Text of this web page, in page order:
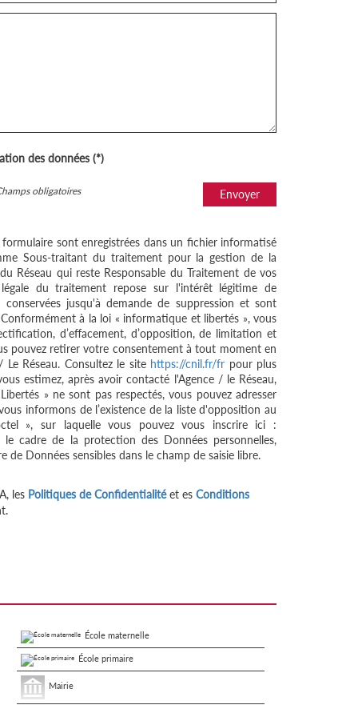
des données (*)
Envoyer
obligatoires
sont enregistrées dans un fichier informatisé
Sous-traitant du traitement pour la gestion de la
Réseau qui reste Responsable du Traitement de vos
légale du traitement repose sur l'intérêt légitime de
jusqu'à demande de suppression et sont
à la loi « informatique et libertés », vous
d’effacement, d’opposition, de limitation et
pouvez retirer votre consentement à tout moment en
Réseau. Consultez le site https://cnil.fr/fr pour plus
estimez, après avoir contacté l'Agence / le Réseau,
» ne sont pas respectés, vous pouvez adresser
informons de l’existence de la liste d'opposition au
», sur laquelle vous pouvez vous inscrire ici :
le cadre de la protection des Données personnelles,
de Données sensibles dans le champ de saisie libre.
les Politiques de Confidentialitéet es Conditions
École maternelle
École primaire
Mairie